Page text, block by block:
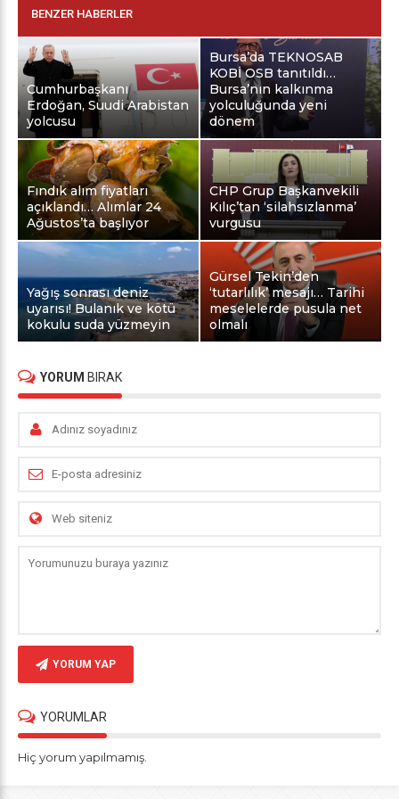
BENZER HABERLER
Cumhurbaşkanı
Erdoğan, Suudi Arabistan
yolcusu
Bursa’da TEKNOSAB
KOBİ OSB tanıtıldı…
Bursa’nın kalkınma
yolculuğunda yeni
dönem
Fındık alım fiyatları
açıklandı… Alımlar 24
Ağustos’ta başlıyor
CHP Grup Başkanvekili
Kılıç’tan ‘silahsızlanma’
vurgusu
Yağış sonrası deniz
uyarısı! Bulanık ve kötü
kokulu suda yüzmeyin
Gürsel Tekin’den
‘tutarlılık’ mesajı… Tarihi
meselelerde pusula net
olmalı
YORUM BIRAK
YORUM YAP
YORUMLAR
Hiç yorum yapılmamış.